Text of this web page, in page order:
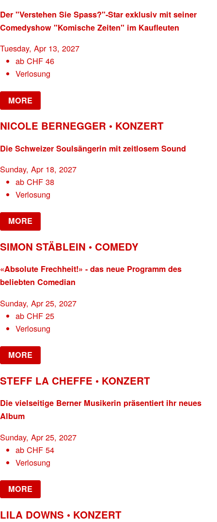
Der "Verstehen Sie Spass?"-Star exklusiv mit seiner
Comedyshow "Komische Zeiten" im Kaufleuten
Tuesday, Apr 13, 2027
abCHF 46
Verlosung
MORE
NICOLE BERNEGGER • KONZERT
Die Schweizer Soulsängerin mit zeitlosem Sound
Sunday, Apr 18, 2027
abCHF 38
Verlosung
MORE
SIMON STÄBLEIN • COMEDY
«Absolute Frechheit!» - das neue Programm des
beliebten Comedian
Sunday, Apr 25, 2027
abCHF 25
Verlosung
MORE
STEFF LA CHEFFE • KONZERT
Die vielseitige Berner Musikerin präsentiert ihr neues
Album
Sunday, Apr 25, 2027
abCHF 54
Verlosung
MORE
LILA DOWNS • KONZERT